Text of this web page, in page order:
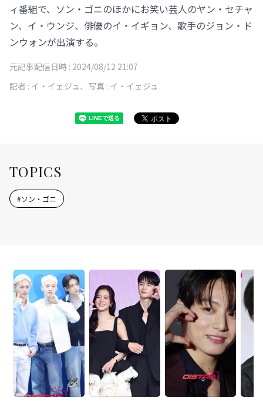
ィ番組で、ソン・ゴニのほかにお笑い芸人のヤン・セチャ
ン、イ・ウンジ、俳優のイ・イギョン、歌手のジョン・ド
ンウォンが出演する。
元記事配信日時 : 2024/08/12 21:07
記者 : イ・イェジュ、写真 : イ・イェジュ
TOPICS
#ソン・ゴニ